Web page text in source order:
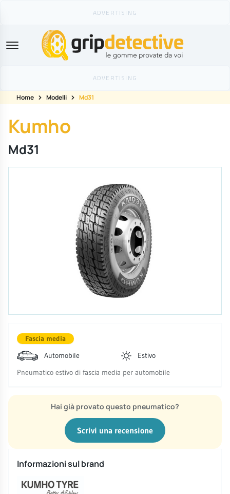
GripDetective
Home Modelli Md31
Kumho
Md31
Fascia media
Automobile
Estivo
Pneumatico estivo di fascia media per automobile
Hai già provato questo pneumatico?
Scrivi una recensione
Informazioni sul brand